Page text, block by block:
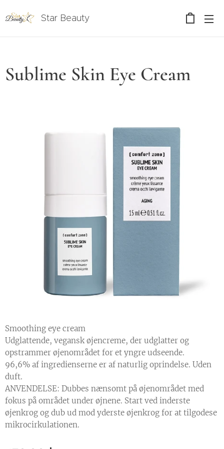
Star Beauty
Sublime Skin Eye Cream
Smoothing eye cream
Udglattende, vegansk øjencreme, der udglatter og
opstrammer øjenområdet for et yngre udseende.
96,6% af ingredienserne er af naturlig oprindelse. Uden
duft.
ANVENDELSE: Dubbes nænsomt på øjenområdet med
fokus på området under øjnene. Start ved inderste
øjenkrog og dub ud mod yderste øjenkrog for at tilgodese
mikrocirkulationen.